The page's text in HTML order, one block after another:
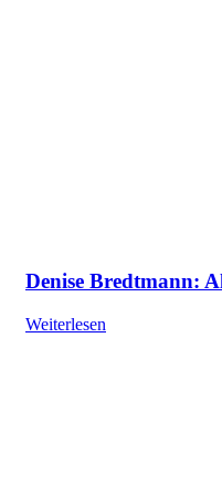
Denise Bredtmann:
Weiterlesen